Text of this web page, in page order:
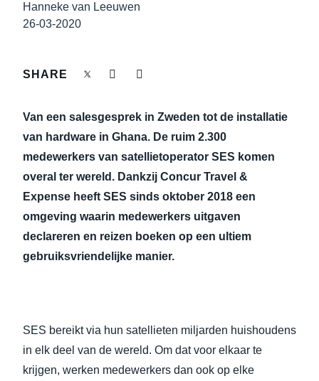
Belgium (English)
Norway (English)
Singapore (English)
EMPLOYEE EXPERIENCE
SUSTAINABILITY
TRAVEL AND EXPENSE
Hanneke van Leeuwen
26-03-2020
SHARE
Van een salesgesprek in Zweden tot de installatie
van hardware in Ghana. De ruim 2.300
medewerkers van satellietoperator SES komen
overal ter wereld. Dankzij Concur Travel &
Expense heeft SES sinds oktober 2018 een
omgeving waarin medewerkers uitgaven
declareren en reizen boeken op een ultiem
gebruiksvriendelijke manier.
SES bereikt via hun satellieten miljarden huishoudens
in elk deel van de wereld. Om dat voor elkaar te
krijgen, werken medewerkers dan ook op elke